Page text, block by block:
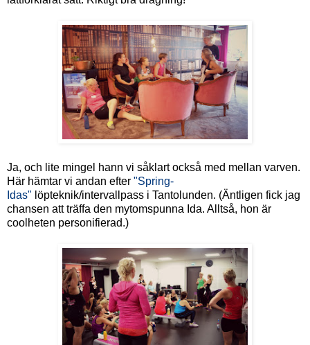
Ja, och lite mingel hann vi såklart också med mellan varven.
Här hämtar vi andan efter "Spring-
Idas" löpteknik/intervallpass i Tantolunden. (Äntligen fick jag
chansen att träffa den mytomspunna Ida. Alltså, hon är
coolheten personifierad.)